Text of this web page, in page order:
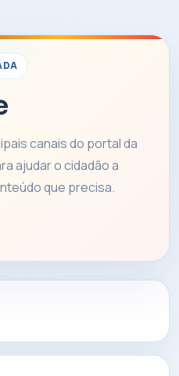
canais do portal da
ajudar o cidadão a
que precisa.